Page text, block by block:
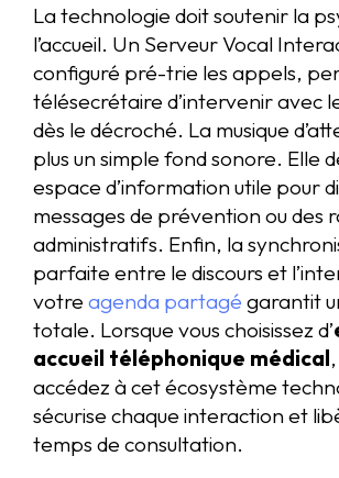
La technologie doit soutenir la
l’accueil. Un Serveur Vocal
configuré pré-trie les appels,
télésecrétaire d’intervenir avec
dès le décroché. La musique
plus un simple fond sonore. Elle
espace d’information utile pour
messages de prévention ou des
administratifs. Enfin, la
parfaite entre le discours et
votre agenda partagé garantit
totale. Lorsque vous choisissez d’
accueil téléphonique médical
accédez à cet écosystème
sécurise chaque interaction et
temps de consultation.